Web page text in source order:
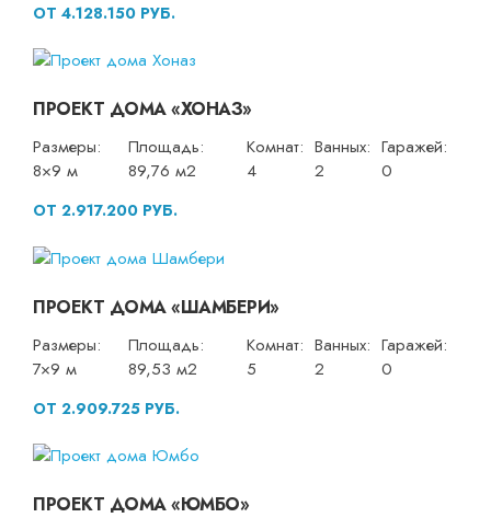
ОТ 4.128.150 РУБ.
ПРОЕКТ ДОМА «ХОНАЗ»
Размеры:
8×9 м
Площадь:
89,76 м2
Комнат:
4
Ванных:
2
Гаражей:
0
ОТ 2.917.200 РУБ.
ПРОЕКТ ДОМА «ШАМБЕРИ»
Размеры:
7×9 м
Площадь:
89,53 м2
Комнат:
5
Ванных:
2
Гаражей:
0
ОТ 2.909.725 РУБ.
ПРОЕКТ ДОМА «ЮМБО»